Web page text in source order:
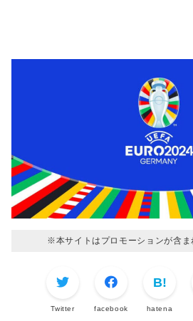
※本サイトはプロモーションが含ま
Twitter facebook hatena